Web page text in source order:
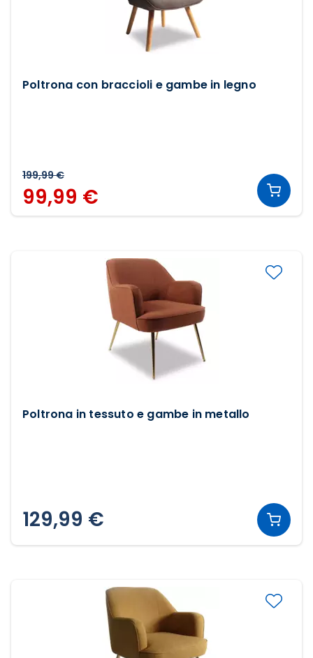
Poltrona con braccioli e gambe in legno
199,99 €
99,99 €
Poltrona in tessuto e gambe in metallo
129,99 €